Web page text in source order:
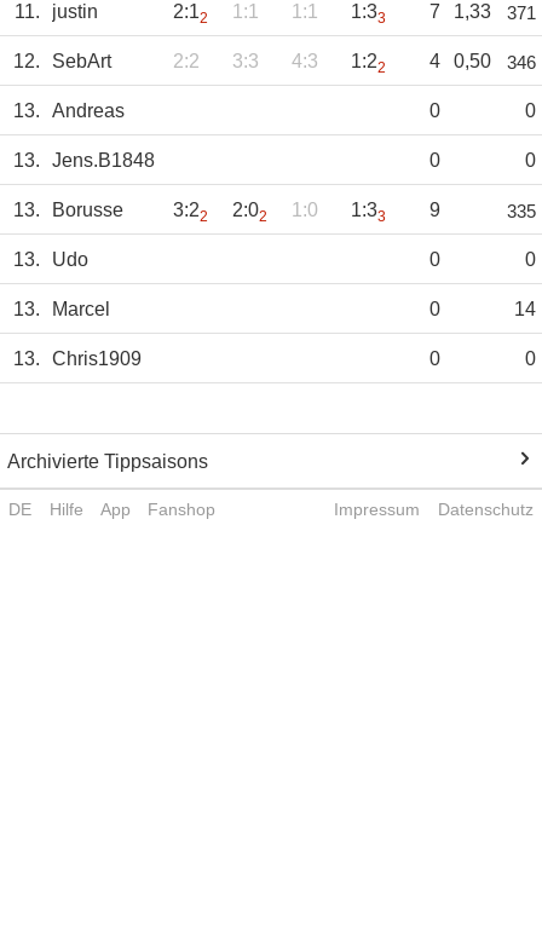
11. justin 2:12 1:1 1:1 1:33 7 1,33 371
12. SebArt 2:2 3:3 4:3 1:22 4 0,50 346
13. Andreas 0 0
13. Jens.B1848 0 0
13. Borusse 3:22 2:02 1:0 1:33 9 335
13. Udo 0 0
13. Marcel 0 14
13. Chris1909 0 0
Archivierte Tippsaisons
DE Hilfe App Fanshop Impressum Datenschutz